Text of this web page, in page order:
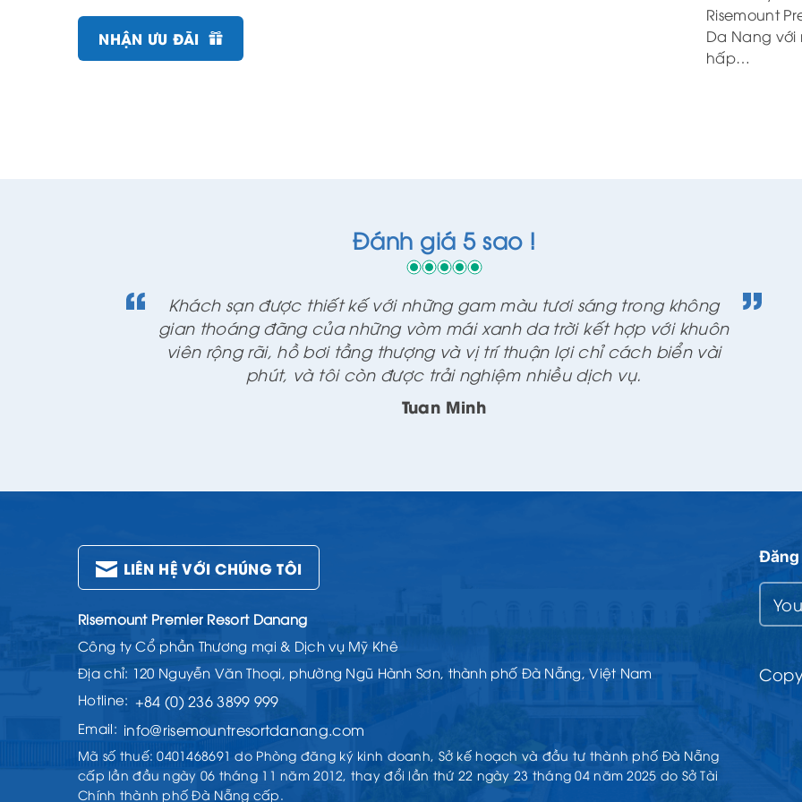
NHẬN ƯU ĐÃI
Risemount
Da Nang với
hấp…
Đánh giá 5 sao !
Khách sạn được thiết kế với những gam màu tươi sáng trong không
gian thoáng đãng của những vòm mái xanh da trời kết hợp với khuôn
viên rộng rãi, hồ bơi tầng thượng và vị trí thuận lợi chỉ cách biển vài
phút, và tôi còn được trải nghiệm nhiều dịch vụ.
Tuan Minh
LIÊN HỆ VỚI CHÚNG TÔI
Risemount Premier Resort Danang
Công ty Cổ phần Thương mại & Dịch vụ Mỹ Khê
Địa chỉ: 120 Nguyễn Văn Thoại, phường Ngũ Hành Sơn, thành phố Đà Nẵng, Việt Nam
Hotline: +84 (0) 236 3899 999
Email: info@risemountresortdanang.com
Mã số thuế: 0401468691 do Phòng đăng ký kinh doanh, Sở kế hoạch và đầu tư thành phố Đà Nẵng
cấp lần đầu ngày 06 tháng 11 năm 2012, thay đổi lần thứ 22 ngày 23 tháng 04 năm 2025 do Sở Tài
Chính thành phố Đà Nẵng cấp.
Đăng